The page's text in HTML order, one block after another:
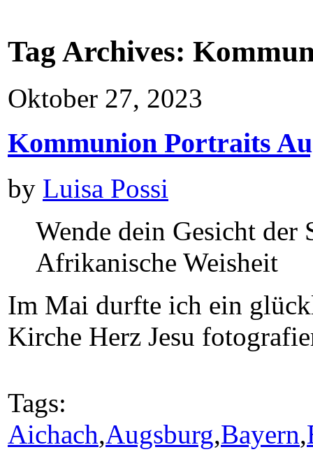
Tag Archives:
Oktober 27, 2023
Kommunion Portraits
by Luisa Possi
Wende dein Gesicht der
Afrikanische Weisheit
Im Mai durfte ich ein
Kirche Herz Jesu
Tags:
Aichach,Augsburg,Bayern,